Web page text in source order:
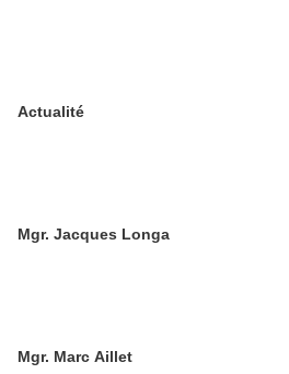
Actualité
Mgr. Jacques Longa
Mgr. Marc Aillet